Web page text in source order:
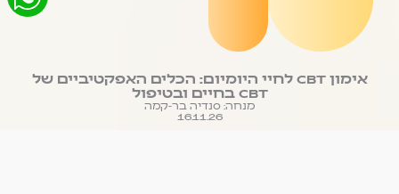
אימון CBT לחיי היומיום: הכלים האפקטיביים של
CBT בחיים ובטיפול
מנחה: סנדיה בר-קמה
16.11.26